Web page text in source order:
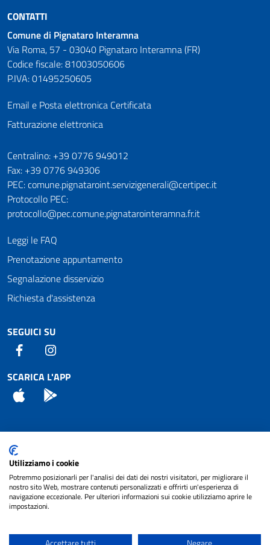
CONTATTI
Comune di Pignataro Interamna
Via Roma, 57 - 03040 Pignataro Interamna (FR)
Codice fiscale: 81003050606
P.IVA: 01495250605
Email e Posta elettronica Certificata
Fatturazione elettronica
Numeri utili
Centralino: +39 0776 949012
Fax: +39 0776 949306
PEC: comune.pignataroint.servizigenerali@certipec.it
Protocollo PEC:
protocollo@pec.comune.pignatarointeramna.fr.it
Leggi le FAQ
Prenotazione appuntamento
Segnalazione disservizio
Richiesta d'assistenza
SEGUICI SU
Facebook
SCARICA L'APP
App Store
Attuazione Misure PNRR
Piano di miglioramento del sito
cura diNET SMART
Utilizziamo i cookie
Potremmo posizionarli per l'analisi dei dati dei nostri visitatori, per migliorare il
nostro sito Web, mostrare contenuti personalizzati e offrirti un'esperienza di
navigazione eccezionale. Per ulteriori informazioni sui cookie utilizziamo aprire le
impostazioni.